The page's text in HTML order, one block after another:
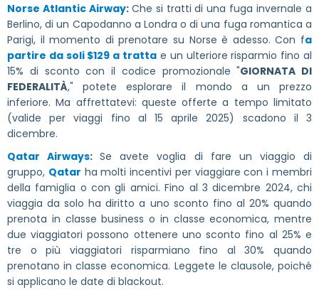
Norse Atlantic Airway: Che si tratti di una fuga invernale a
Berlino, di un Capodanno a Londra o di una fuga romantica a
Parigi, il momento di prenotare su Norse è adesso. Con fa
partire da soli $129 a tratta e un ulteriore risparmio fino al
15% di sconto con il codice promozionale "GIORNATA DI
FEDERALITÀ," potete esplorare il mondo a un prezzo
inferiore. Ma affrettatevi: queste offerte a tempo limitato
(valide per viaggi fino al 15 aprile 2025) scadono il 3
dicembre.
Qatar Airways:Se avete voglia di fare un viaggio di
gruppo, Qatar ha molti incentivi per viaggiare con i membri
della famiglia o con gli amici. Fino al 3 dicembre 2024, chi
viaggia da solo ha diritto a uno sconto fino al 20% quando
prenota in classe business o in classe economica, mentre
due viaggiatori possono ottenere uno sconto fino al 25% e
tre o più viaggiatori risparmiano fino al 30% quando
prenotano in classe economica. Leggete le clausole, poiché
si applicano le date di blackout.